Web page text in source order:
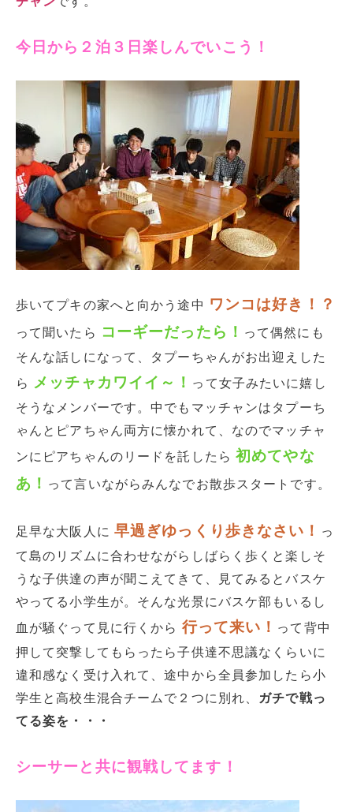
今日から２泊３日楽しんでいこう！
歩いてプキの家へと向かう途中 ワンコは好き！？
って聞いたら コーギーだったら！ って偶然にも
そんな話しになって、タプーちゃんがお出迎えした
ら
メッチャカワイイ～！ って女子みたいに嬉し
そうなメンバーです。中でもマッチャンはタプーち
ゃんとピアちゃん両方に懐かれて、なのでマッチャ
ンにピアちゃんのリードを託したら初めてやな
あ！ って言いながらみんなでお散歩スタートです。
足早な大阪人に 早過ぎゆっくり歩きなさい！
っ
て島のリズムに合わせながらしばらく歩くと楽しそ
うな子供達の声が聞こえてきて、見てみるとバスケ
やってる小学生が。そんな光景にバスケ部もいるし
血が騒ぐって見に行くから 行って来い！ って背中
押して突撃してもらったら子供達不思議なくらいに
違和感なく受け入れて、途中から全員参加したら小
学生と高校生混合チームで２つに別れ、
ガチで戦っ
てる姿を・・・
シーサーと共に観戦してます！